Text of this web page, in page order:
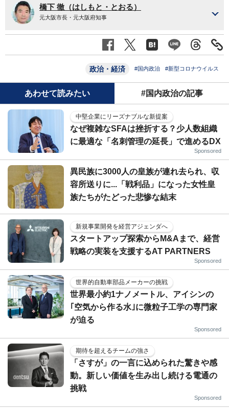
橋下 徹（はしもと・とおる）
元大阪市長・元大阪府知事
政治・経済 #国内政治 #新型コロナウイルス
あわせて読みたい #国内政治の記事
中堅企業にリーズナブルな新提案
なぜ複雑なSFAは挫折する？少人数組織
に最適な「名刺管理の延長」で進めるDX
Sponsored
異民族に3000人の皇族が連れ去られ、収
容所送りに...「戦利品」になった女性皇
族たちがたどった悲惨な結末
新規事業開発を経営アジェンダへ
スタートアップ探索からM&Aまで、経営
戦略の実装を支援するAT PARTNERS
Sponsored
世界的自動車部品メーカーの挑戦
世界最小約1ナノメートル、アイシンの
｢空気から作る水｣に微粒子工学の専門家
が迫る
Sponsored
期待を超えるチームの強さ
「さすが」の一言に込められた驚きや感
動。新しい価値を生み出し続ける電通の
挑戦
Sponsored